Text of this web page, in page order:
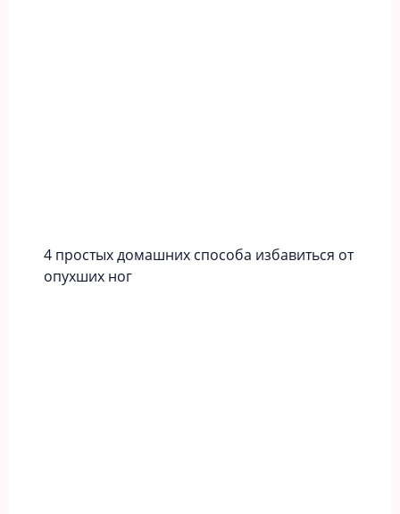
4 простых домашних способа избавиться от
опухших ног